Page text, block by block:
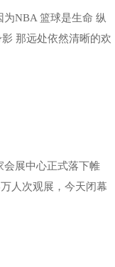
NBA 篮球是生命 纵
那远处依然清晰的欢
会展中心正式落下帷
人次观展，今天闭幕